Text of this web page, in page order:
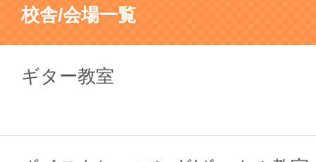
校舎/会場一覧
ギター教室